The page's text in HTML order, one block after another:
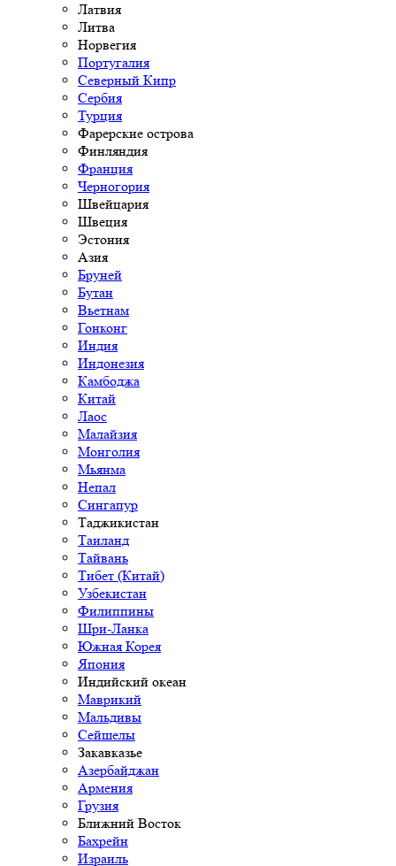
Латвия
Литва
Норвегия
Португалия
Северный Кипр
Сербия
Турция
Фарерские острова
Финляндия
Франция
Черногория
Швейцария
Швеция
Эстония
Азия
Бруней
Бутан
Вьетнам
Гонконг
Индия
Индонезия
Камбоджа
Китай
Лаос
Малайзия
Монголия
Мьянма
Непал
Сингапур
Таджикистан
Таиланд
Тайвань
Тибет (Китай)
Узбекистан
Филиппины
Шри-Ланка
Южная Корея
Япония
Индийский океан
Маврикий
Мальдивы
Сейшелы
Закавказье
Азербайджан
Армения
Грузия
Ближний Восток
Бахрейн
Израиль